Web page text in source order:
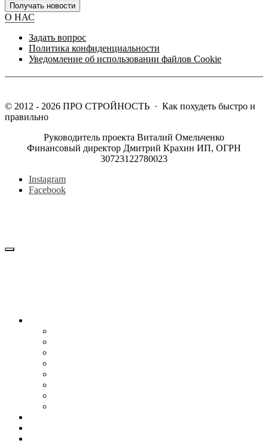
Получать новости
О НАС
Задать вопрос
Политика конфиденциальности
Уведомление об использовании файлов Cookie
© 2012 - 2026 ПРО СТРОЙНОСТЬ · Как похудеть быстро и
правильно
Руководитель проекта Виталий Омельченко
Финансовый директор Дмитрий Крахин ИП, ОГРН
30723122780023
Instagram
Facebook